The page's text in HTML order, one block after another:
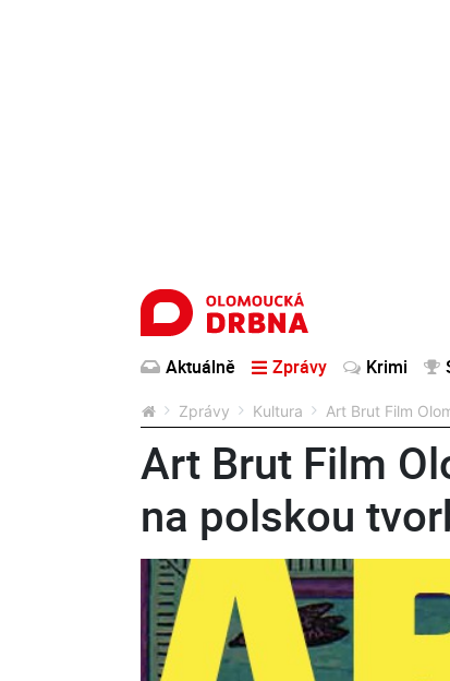
Aktuálně Zprávy Krimi
Zprávy Kultura Art Brut Film
Art Brut Film
na polskou